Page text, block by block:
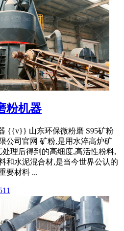
粉机器
{{v}} 山东环保微粉磨 S95矿粉
公司官网 矿粉,是用水淬高炉矿
理后得到的高细度,高活性粉料,
和水泥混合材,是当今世界公认的
要材料 ...